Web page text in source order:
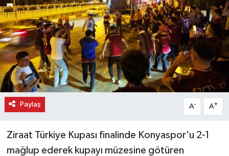
Paylaş A- A+
Ziraat Türkiye Kupası finalinde Konyaspor'u 2-1
mağlup ederek kupayı müzesine götüren